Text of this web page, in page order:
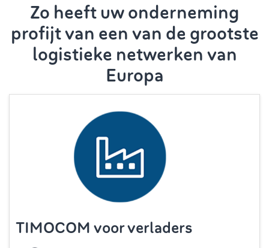
Zo heeft uw onderneming
profijt van een van de grootste
logistieke netwerken van
Europa
TIMOCOM voor verladers